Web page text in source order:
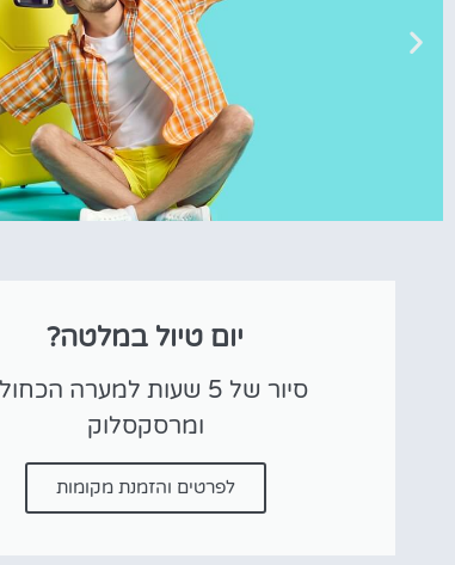
יום טיול במלטה?
סיור של 5 שעות למערה
ומרסקסלוק
לפרטים והזמנת מקומות